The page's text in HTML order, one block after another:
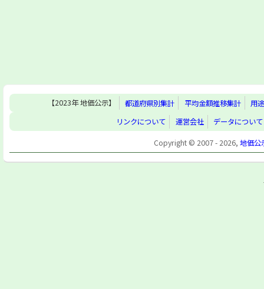
【2023年 地価公示】 都道府県別集計 平均金額推移集計
用
リンクについて
運営会社
データについて
Copyright © 2007 - 2026, 地価公